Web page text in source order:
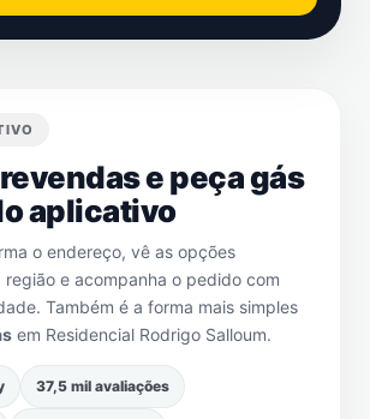
e peça gás
aplicativo
o endereço, vê as opções
região e acompanha o pedido com
Também é a forma mais simples
em Residencial Rodrigo Salloum.
37,5 mil avaliações